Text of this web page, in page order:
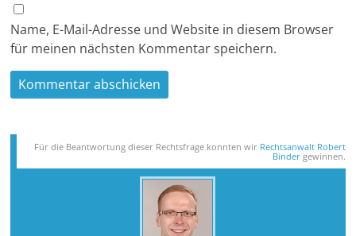
Name, E-Mail-Adresse und Website in diesem Browser
für meinen nächsten Kommentar speichern.
Für die Beantwortung dieser Rechts­frage konnten wir Rechtsanwalt Robert
Bindergewinnen.